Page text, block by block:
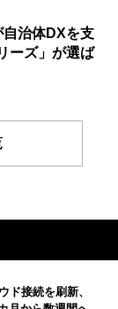
治体DXを支
ーズ」が選ば
ド接続を刷新、